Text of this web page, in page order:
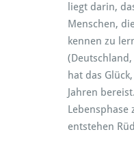
liegt darin,
Menschen,
kennen zu
hat das
Jahren
Lebensphase
entstehen